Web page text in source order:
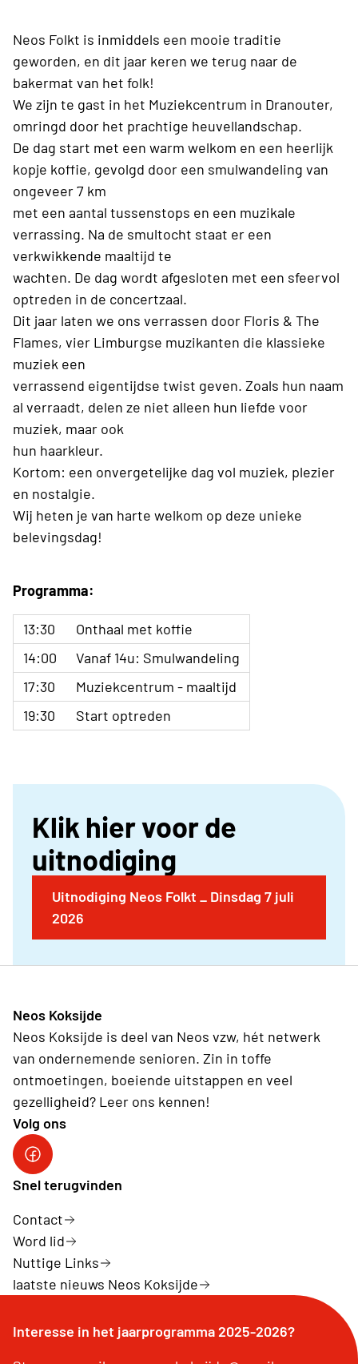
Neos Folkt is inmiddels een mooie traditie
geworden, en dit jaar keren we terug naar de
bakermat van het folk!
We zijn te gast in het Muziekcentrum in Dranouter,
omringd door het prachtige heuvellandschap.
De dag start met een warm welkom en een heerlijk
kopje koffie, gevolgd door een smulwandeling van
ongeveer 7 km
met een aantal tussenstops en een muzikale
verrassing. Na de smultocht staat er een
verkwikkende maaltijd te
wachten. De dag wordt afgesloten met een sfeervol
optreden in de concertzaal.
Dit jaar laten we ons verrassen door Floris & The
Flames, vier Limburgse muzikanten die klassieke
muziek een
verrassend eigentijdse twist geven. Zoals hun naam
al verraadt, delen ze niet alleen hun liefde voor
muziek, maar ook
hun haarkleur.
Kortom: een onvergetelijke dag vol muziek, plezier
en nostalgie.
Wij heten je van harte welkom op deze unieke
belevingsdag!
Programma:
13:30
Onthaal met koffie
14:00
Vanaf 14u: Smulwandeling
17:30
Muziekcentrum - maaltijd
19:30
Start optreden
Klik hier voor de
uitnodiging
Uitnodiging Neos Folkt _ Dinsdag 7 juli
2026
Neos Koksijde
Neos Koksijde is deel van Neos vzw, hét netwerk
van ondernemende senioren. Zin in toffe
ontmoetingen, boeiende uitstappen en veel
gezelligheid? Leer ons kennen!
Volg ons
facebook koksijde
Snel terugvinden
Contact
Word lid
Nuttige Links
laatste nieuws Neos Koksijde
Interesse in het jaarprogramma 2025-2026?